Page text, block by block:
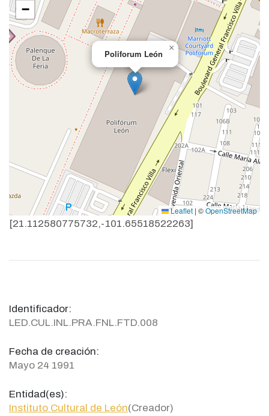
Poliforum León
×
−
Leaflet | ©OpenStreetMap
[21.112580775732,-101.65518522263]
Identificador:
LED.CUL.INL.PRA.FNL.FTD.008
Fecha de creación:
Mayo 24 1991
Entidad(es):
Instituto Cultural de León(Creador)